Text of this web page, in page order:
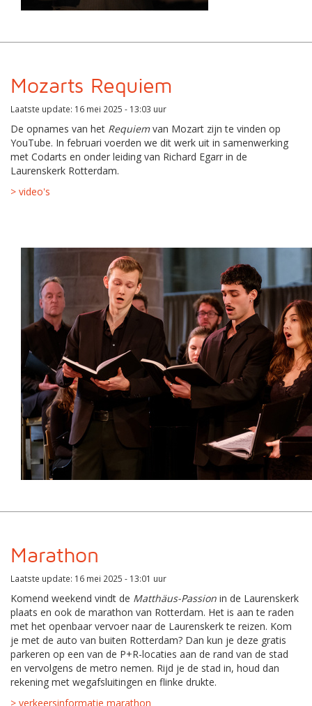
Mozarts Requiem
Laatste update: 16 mei 2025 - 13:03 uur
De opnames van het Requiemvan Mozart zijn te vinden op
YouTube. In februari voerden we dit werk uit in samenwerking
met Codarts en onder leiding van Richard Egarr in de
Laurenskerk Rotterdam.
> video's
Marathon
Laatste update: 16 mei 2025 - 13:01 uur
Komend weekend vindt de Matthäus-Passion in de Laurenskerk
plaats en ook de marathon van Rotterdam. Het is aan te raden
met het openbaar vervoer naar de Laurenskerk te reizen. Kom
je met de auto van buiten Rotterdam? Dan kun je deze gratis
parkeren op een van de P+R-locaties aan de rand van de stad
en vervolgens de metro nemen. Rijd je de stad in, houd dan
rekening met wegafsluitingen en flinke drukte.
> verkeersinformatie marathon